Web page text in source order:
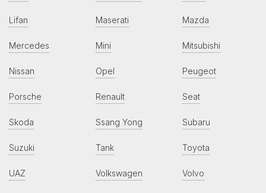
Lifan Maserati Mazda
Mercedes Mini Mitsubishi
Nissan Opel Peugeot
Porsche Renault Seat
Skoda Ssang Yong Subaru
Suzuki Tank Toyota
UAZ Volkswagen Volvo